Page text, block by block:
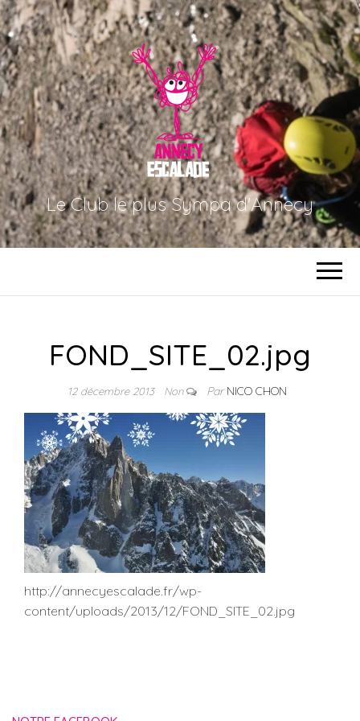
Le Club le plus Sympa d'Annecy
FOND_SITE_02.jpg
12 décembre 2013 Non ParNICO CHON
http://annecyescalade.fr/wp-
content/uploads/2013/12/FOND_SITE_02.jpg